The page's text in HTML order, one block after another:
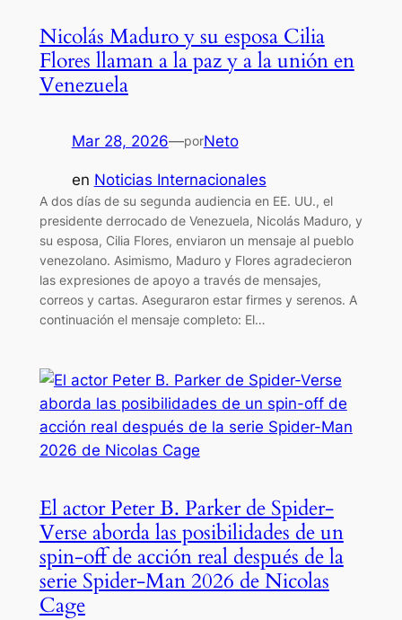
Nicolás Maduro y su esposa Cilia
Flores llaman a la paz y a la unión en
Venezuela
Mar 28, 2026—porNeto
en Noticias Internacionales
A dos días de su segunda audiencia en EE. UU., el
presidente derrocado de Venezuela, Nicolás Maduro, y
su esposa, Cilia Flores, enviaron un mensaje al pueblo
venezolano. Asimismo, Maduro y Flores agradecieron
las expresiones de apoyo a través de mensajes,
correos y cartas. Aseguraron estar firmes y serenos. A
continuación el mensaje completo: El…
El actor Peter B. Parker de Spider-
Verse aborda las posibilidades de un
spin-off de acción real después de la
serie Spider-Man 2026 de Nicolas
Cage